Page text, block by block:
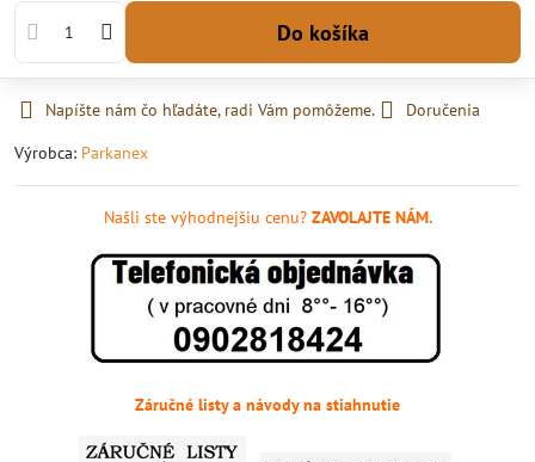
Do košíka
Napíšte nám čo hľadáte, radi Vám pomôžeme.
Doručenia
Výrobca: Parkanex
Našli ste výhodnejšiu cenu?ZAVOLAJTE NÁM.
Záručné listy a návody na stiahnutie